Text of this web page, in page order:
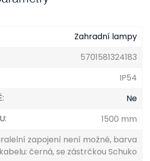
Zahradní lampy
5701581324183
IP54
: Ne
:
1500 mm
zapojení není možné, barva
kabelu: černá, se zástrčkou Schuko